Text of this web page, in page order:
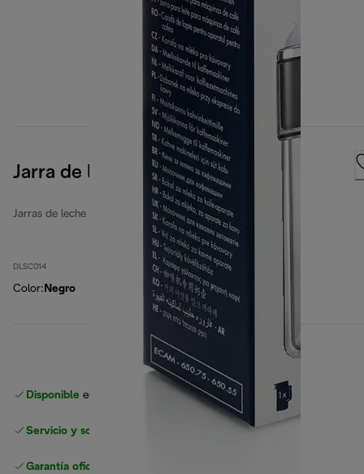
Jarra de leche
Jarras de leche automáticas
DLSC014
Color: Negro
Disponible en nuestros minoristas de confianza
Servicio y soporte sin complicaciones
Garantía oficial